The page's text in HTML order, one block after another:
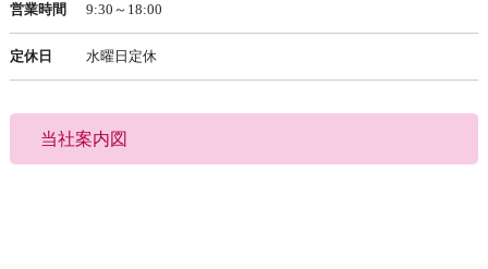
営業時間 9:30～18:00
定休日 水曜日定休
当社案内図